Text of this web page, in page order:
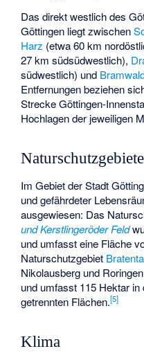
Das direkt westlich des
Göttingen liegt zwischen
Harz (etwa 60 km
27 km südsüdwestlich),
südwestlich) und
Entfernungen beziehen
Strecke Göttingen-
Hochlagen der jeweiligen
Naturschutzgebiete
Im Gebiet der Stadt
und gefährdeter
ausgewiesen: Das
und Kerstlingeröder Feld
und umfasst eine Fläche
Naturschutzgebiet
Nikolausberg und
und umfasst 115 Hektar
getrennten Flächen.[5]
Klima